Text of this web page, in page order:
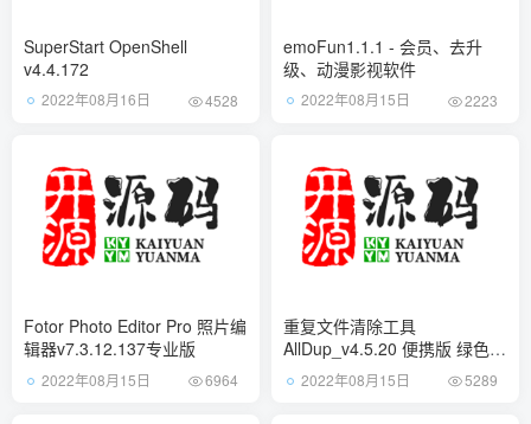
SuperStart OpenShell
v4.4.172
2022年08月16日 4528
emoFun1.1.1 - 会员、去升
级、动漫影视软件
2022年08月15日 2223
Fotor Photo Editor Pro 照片编
辑器v7.3.12.137专业版
2022年08月15日 6964
重复文件清除工具
AllDup_v4.5.20 便携版 绿色最
新版免费下载
2022年08月15日 5289